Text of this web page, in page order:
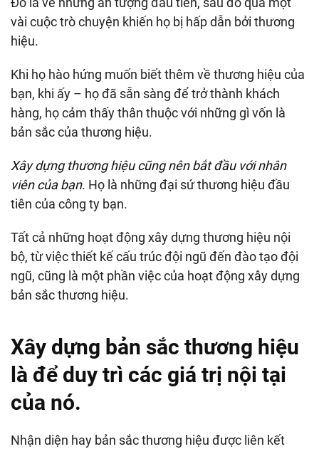
vài cuộc trò chuyện khiến họ bị hấp dẫn bởi thương
hiệu.
Khi họ hào hứng muốn biết thêm về thương hiệu của
bạn, khi ấy – họ đã sẵn sàng để trở thành khách
hàng, họ cảm thấy thân thuộc với những gì vốn là
bản sắc của thương hiệu.
Xây dựng thương hiệu cũng nên bắt đầu với nhân
viên của bạn. Họ là những đại sứ thương hiệu đầu
tiên của công ty bạn.
Tất cả những hoạt động xây dựng thương hiệu nội
bộ, từ việc thiết kế cấu trúc đội ngũ đến đào tạo đội
ngũ, cũng là một phần việc của hoạt động xây dựng
bản sắc thương hiệu.
Xây dựng bản sắc thương hiệu
là để duy trì các giá trị nội tại
của nó.
Nhận diện hay bản sắc thương hiệu được liên kết